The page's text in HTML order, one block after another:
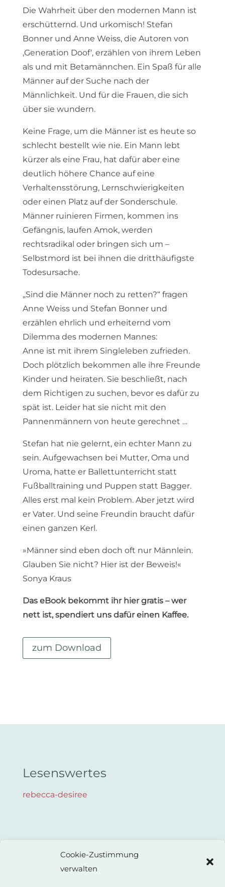
Cookie-Zustimmung
verwalten
Die Wahrheit über den modernen Mann ist
erschütternd. Und urkomisch! Stefan
Bonner und Anne Weiss, die Autoren von
‚Generation Doof‘, erzählen von ihrem Leben
als und mit Betamännchen. Ein Spaß für alle
Männer auf der Suche nach der
Männlichkeit. Und für die Frauen, die sich
über sie wundern.
Keine Frage, um die Männer ist es heute so
schlecht bestellt wie nie. Ein Mann lebt
kürzer als eine Frau, hat dafür aber eine
deutlich höhere Chance auf eine
Verhaltensstörung, Lernschwierigkeiten
oder einen Platz auf der Sonderschule.
Männer ruinieren Firmen, kommen ins
Gefängnis, laufen Amok, werden
rechtsradikal oder bringen sich um –
Selbstmord ist bei ihnen die dritthäufigste
Todesursache.
„Sind die Männer noch zu retten?“ fragen
Anne Weiss und Stefan Bonner und
erzählen ehrlich und erheiternd vom
Dilemma des modernen Mannes:
Anne ist mit ihrem Singleleben zufrieden.
Doch plötzlich bekommen alle ihre Freunde
Kinder und heiraten. Sie beschließt, nach
dem Richtigen zu suchen, bevor es dafür zu
spät ist. Leider hat sie nicht mit den
Pannenmännern von heute gerechnet …
Stefan hat nie gelernt, ein echter Mann zu
sein. Aufgewachsen bei Mutter, Oma und
Uroma, hatte er Ballettunterricht statt
Fußballtraining und Puppen statt Bagger.
Alles erst mal kein Problem. Aber jetzt wird
er Vater. Und seine Freundin braucht dafür
einen ganzen Kerl.
»Männer sind eben doch oft nur Männlein.
Glauben Sie nicht? Hier ist der Beweis!«
Sonya Kraus
Das eBook bekommt ihr hier gratis – wer
nett ist, spendiert uns dafür einen Kaffee.
zum Download
Lesenswertes
rebecca-desiree
ANNE WEISS